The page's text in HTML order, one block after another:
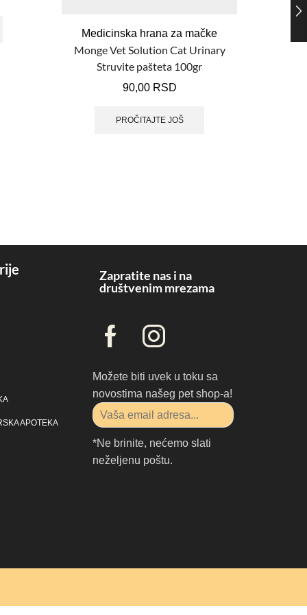
Medicinska hrana za mačke
Monge Vet Solution Cat Urinary
Struvite pašteta 100gr
90,00 RSD
PROČITAJTE JOŠ
APOTEKA
Zapratite nas i na
društvenim mrezama
Možete biti uvek u toku sa
novostima našeg pet shop-a!
*Ne brinite, nećemo slati
neželjenu poštu.